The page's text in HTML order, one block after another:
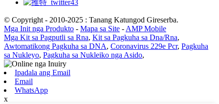
© Copyright - 2010-2025 : Tanang Katungod Gireserba.
Mga Init nga Produkto - Mapa sa Site - AMP Mobile
Mga Kit sa Pagputli sa Rna, Kit sa Pagkuha sa Dna/Rna,
Awtomatikong Pagkuha sa DNA, Coronavirus 229e Pcr, Pagkuha
sa Nukleyo, Pagkuha sa Nukleiko nga Asido,
Ipadala ang Email
Email
WhatsApp
x